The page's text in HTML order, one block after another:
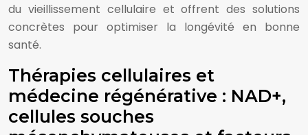
du vieillissement cellulaire et offrent des solutions
concrètes pour optimiser la longévité en bonne
santé.
Thérapies cellulaires et
médecine régénérative : NAD+,
cellules souches